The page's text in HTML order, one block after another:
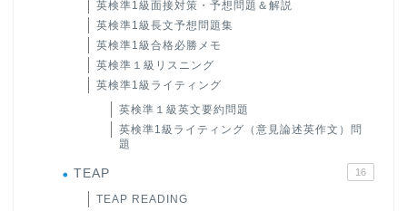
英検準1級面接対策・予想問題＆解説
英検準1級長文予想問題集
英検準1級合格必勝メモ
英検準１級リスニング
英検準1級ライティング
英検準１級英文要約問題
英検準1級ライティング（意見論述英作文）問
題
TEAP 16
TEAP READING